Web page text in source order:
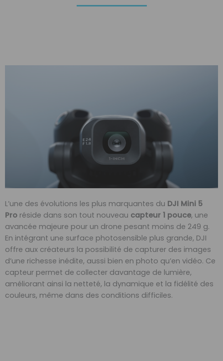
L’une des évolutions les plus marquantes du DJI Mini 5
Pro réside dans son tout nouveau capteur 1 pouce, une
avancée majeure pour un drone pesant moins de 249 g.
En intégrant une surface photosensible plus grande, DJI
offre aux créateurs la possibilité de capturer des images
d’une richesse inédite, aussi bien en photo qu’en vidéo. Ce
capteur permet de collecter davantage de lumière,
améliorant ainsi la netteté, la dynamique et la fidélité des
couleurs, même dans des conditions difficiles.